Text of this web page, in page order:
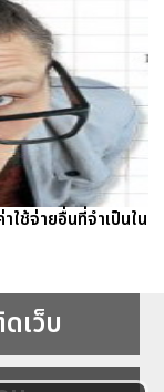
ใช้จ่ายอื่นที่จำเป็นใน
เว็บ